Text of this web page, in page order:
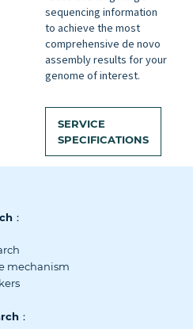
sequencing information
to achieve the most
comprehensive de novo
assembly results for your
genome of interest.
SERVICE
SPECIFICATIONS
：
mechanism
：